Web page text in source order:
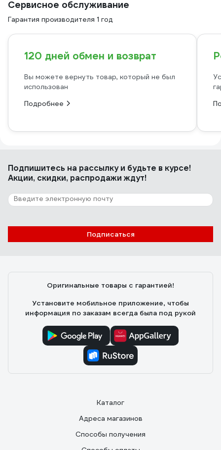
Сервисное обслуживание
Гарантия производителя 1 год
120 дней обмен и возврат
Вы можете вернуть товар, который не был
использован
Подробнее
Подпишитесь на рассылкуи будьте в курсе!
Акции, скидки, распродажи ждут!
Подписаться
Оригинальные товары с гарантией!
Установите мобильное приложение, чтобы
информация по заказам всегда была под рукой
Каталог
Адреса магазинов
Способы получения